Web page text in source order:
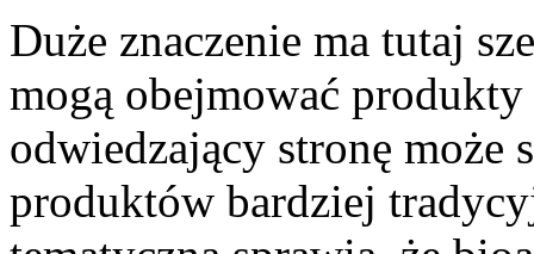
Duże znaczenie ma tutaj
mogą obejmować
odwiedzający stronę może
produktów bardziej